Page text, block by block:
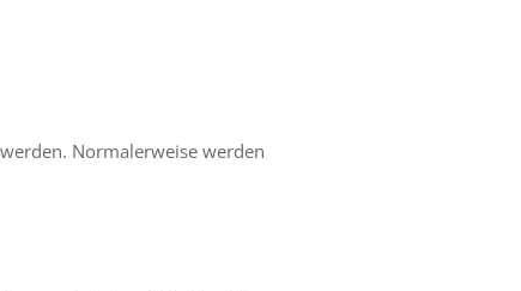
Normalerweise werden